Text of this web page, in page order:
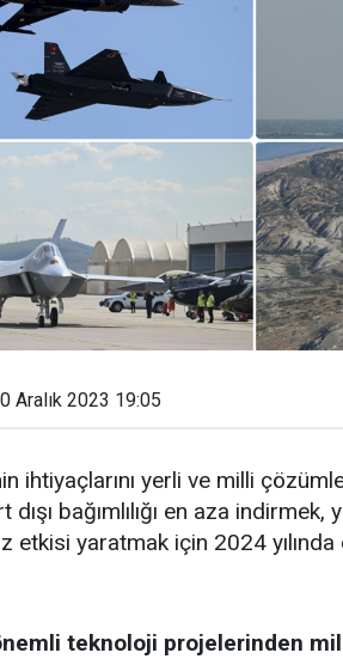
Aralık 2023 19:05
ihtiyaçlarını yerli ve milli
dışı bağımlılığı en aza
etkisi yaratmak için 2024 yılında
teknoloji projelerinden